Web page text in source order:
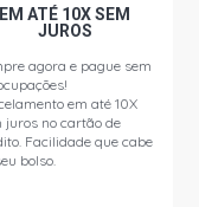
EM ATÉ 10X SEM
JUROS
agora e pague sem
em até 10X
juros no cartão de
Facilidade que cabe
bolso.